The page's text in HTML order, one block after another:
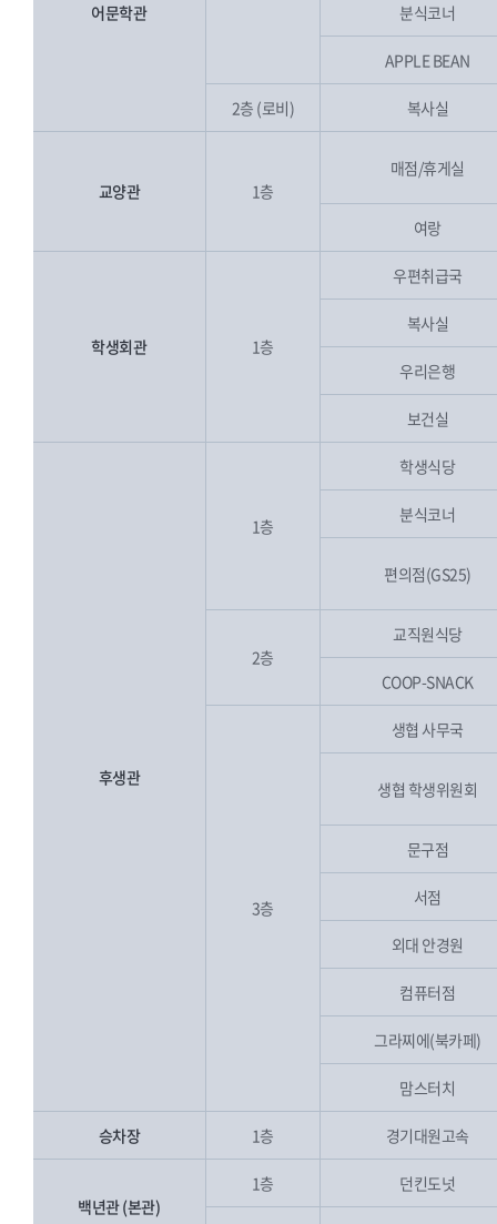
어문학관 분식코너
APPLE BEAN
2층 (로비) 복사실
교양관 1층
매점/휴게실
여랑
학생회관 1층
우편취급국
복사실
우리은행
보건실
후생관
1층
학생식당
분식코너
편의점(GS25)
2층
교직원식당
COOP-SNACK
3층
생협 사무국
생협 학생위원회
문구점
서점
외대 안경원
컴퓨터점
그라찌에(북카페)
맘스터치
승차장 1층 경기대원고속
백년관 (본관)
1층 던킨도넛